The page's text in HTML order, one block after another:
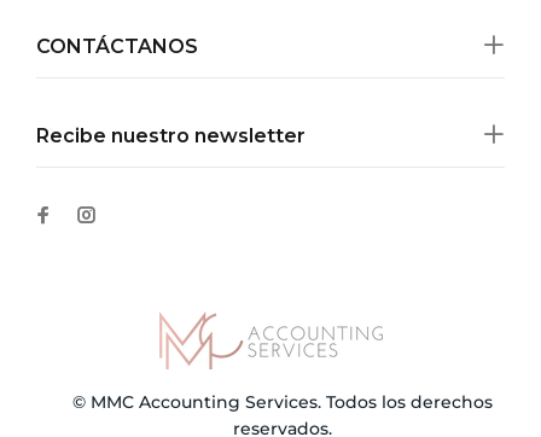
Recibe nuestro newsletter
CONTÁCTANOS
© MMC Accounting Services. Todos los derechos
reservados.